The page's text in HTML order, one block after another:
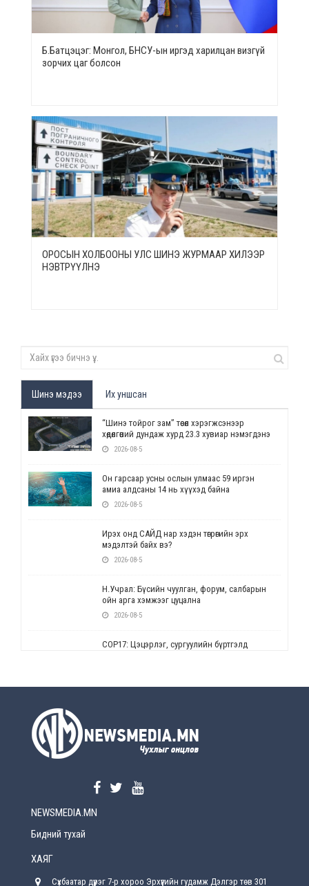
Б.Батцэцэг: Монгол, БНСУ-ын иргэд харилцан визгүй
зорчих цаг болсон
ОРОСЫН ХОЛБООНЫ УЛС ШИНЭ ЖУРМААР ХИЛЭЭР
НЭВТРҮҮЛНЭ
Шинэ мэдээ Их уншсан
“Шинэ тойрог зам” төсөл хэрэгжсэнээр
хөдөлгөөний дундаж хурд 23.3 хувиар нэмэгдэнэ
2026-08-5
Он гарсаар усны ослын улмаас 59 иргэн
амиа алдсаны 14 нь хүүхэд байна
2026-08-5
Ирэх онд САЙД нар хэдэн төгрөгийн эрх
мэдэлтэй байх вэ?
2026-08-5
Н.Учрал: Бүсийн чуулган, форум, салбарын
ойн арга хэмжээг цуцална
2026-08-5
СОР17: Цэцэрлэг, сургуулийн бүртгэлд
2026-08-5
2026-08-5
хүрсэн өгөөжөөрөө ажлаа үнэлж, хэрэгжилтээ
NEWSMEDIA.MN
Бидний тухай
ХАЯГ
Сүхбаатар дүүрэг 7-р хороо Эрхүүгийн гудамж Дэлгэр төв 301